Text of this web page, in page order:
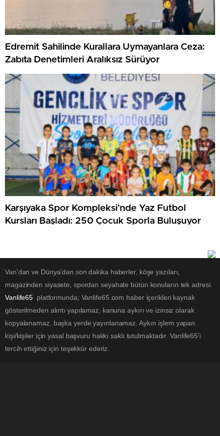
Edremit Sahilinde Kurallara Uymayanlara Ceza:
Zabıta Denetimleri Aralıksız Sürüyor
Karşıyaka Spor Kompleksi’nde Yaz Futbol
Kursları Başladı: 250 Çocuk Sporla Buluşuyor
Van'dan ve Dünya’dan son dakika haberler, köşe yazıları,
magazinden siyasete, spordan seyahate bütün konuların tek adresi
Vanlife65 platformunda; Vanlife65.com haber içerikleri kaynak
gösterilmeden alıntı yapılamaz, kanuna aykırı ve izinsiz olarak
kopyalanamaz, başka yerde yayınlanamaz. Aykırı işlem yapan
kişi/kişiler için yasal başvuru hakkı saklı tutulmaktadır. Vanlife65'i
tercih ettiğiniz için teşekkür ederiz.